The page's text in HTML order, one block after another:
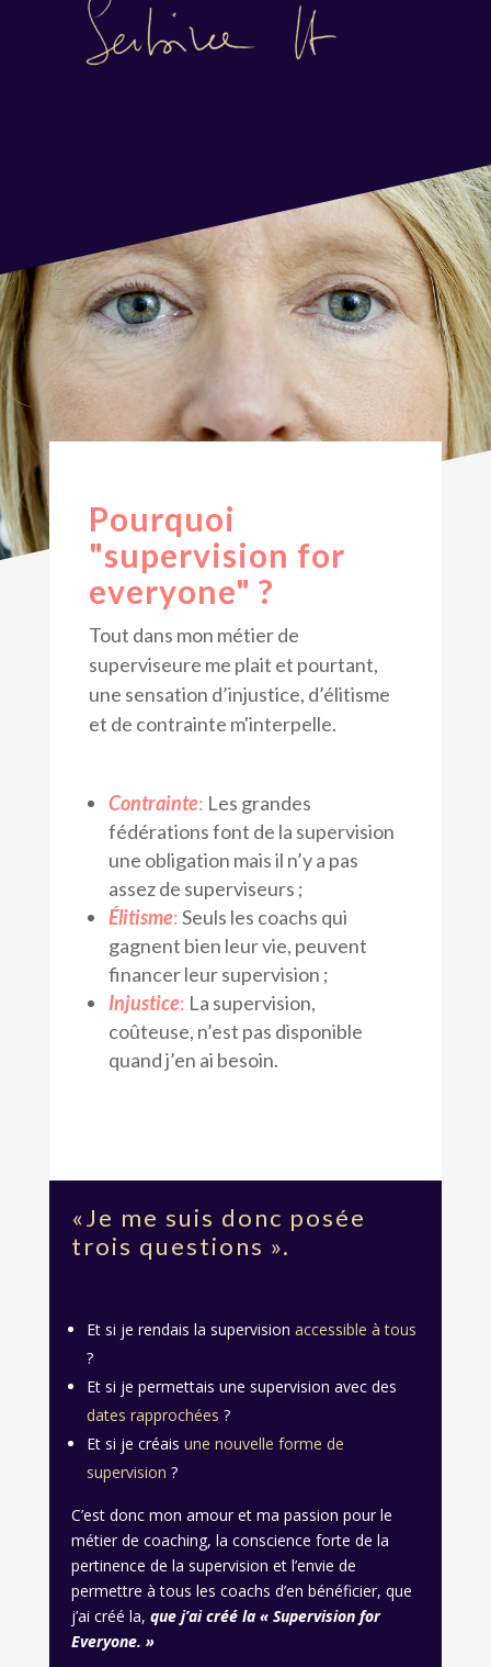
Pourquoi
"supervision for
everyone" ?
Tout dans mon métier de
superviseure me plait et pourtant,
une sensation d’injustice, d’élitisme
et de contrainte m'interpelle.
Contrainte: Les grandes
fédérations font de la supervision
une obligation mais il n’y a pas
assez de superviseurs ;
Élitisme:Seuls les coachs qui
gagnent bien leur vie, peuvent
financer leur supervision ;
Injustice: La supervision,
coûteuse, n’est pas disponible
quand j’en ai besoin.
«Je me suis donc posée
trois questions ».
Et si je rendais la supervision accessible à tous
?
Et si je permettais une supervision avec des
dates rapprochées ?
Et si je créais une nouvelle forme de
supervision ?
C’est donc mon amour et ma passion pour le
métier de coaching, la conscience forte de la
pertinence de la supervision et l’envie de
permettre à tous les coachs d’en bénéficier, que
j’ai créé la, que j’ai créé la « Supervision for
Everyone. »